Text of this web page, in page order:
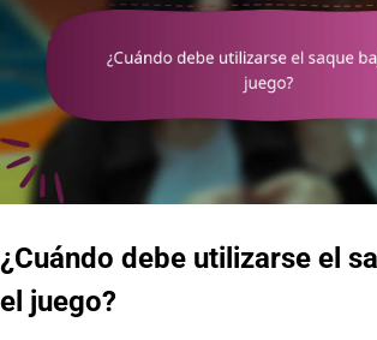
¿Cuándo debe utilizarse el
el juego?